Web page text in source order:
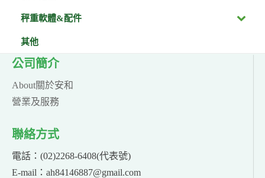
秤重軟體&配件
其他
公司簡介
About關於安和
營業及服務
聯絡方式
電話：(02)2268-6408(代表號)
E-mail：ah84146887@gmail.com